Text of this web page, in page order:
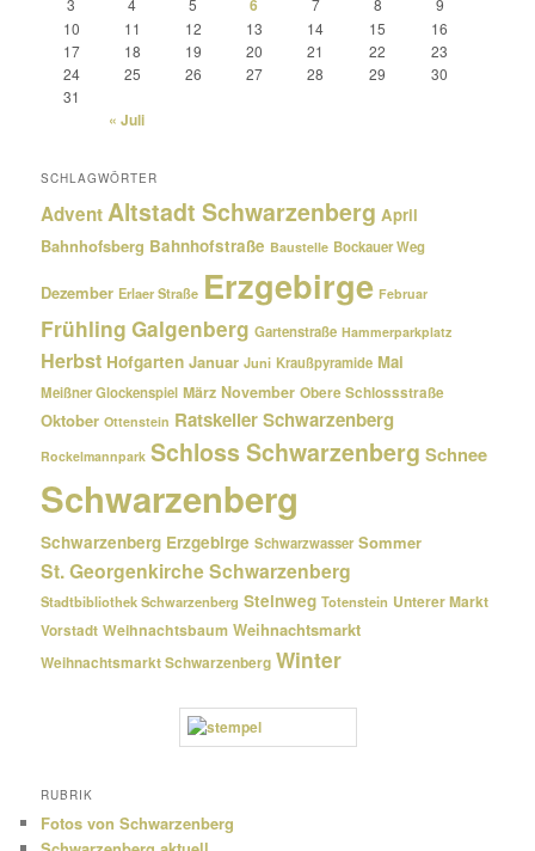
10
11 12 13 14 15
16
17
18 19 20 21 22
23
24
25 26 27 28 29
30
31
« Juli
SCHLAGWÖRTER
AdventAltstadt Schwarzenberg April
Bahnhofsberg Bahnhofstraße Baustelle Bockauer Weg
Dezember Erlaer Straße Erzgebirge Februar
Frühling Galgenberg Gartenstraße Hammerparkplatz
Herbst Hofgarten Januar Juni Kraußpyramide Mai
Meißner Glockenspiel März November Obere Schlossstraße
Oktober Ottenstein Ratskeller Schwarzenberg
Rockelmannpark Schloss Schwarzenberg Schnee
Schwarzenberg
Schwarzenberg Erzgebirge Schwarzwasser Sommer
St. Georgenkirche Schwarzenberg
Stadtbibliothek Schwarzenberg Steinweg Totenstein Unterer Markt
Vorstadt Weihnachtsbaum Weihnachtsmarkt
Weihnachtsmarkt Schwarzenberg Winter
RUBRIK
Fotos von Schwarzenberg